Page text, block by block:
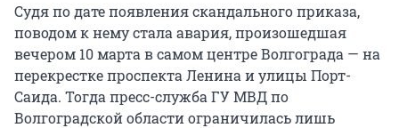
Судя по дате появления скандального приказа,
поводом к нему стала авария, произошедшая
вечером 10 марта в самом центре Волгограда — на
перекрестке проспекта Ленина и улицы Порт-
Саида. Тогда пресс-служба ГУ МВД по
Волгоградской области ограничилась лишь